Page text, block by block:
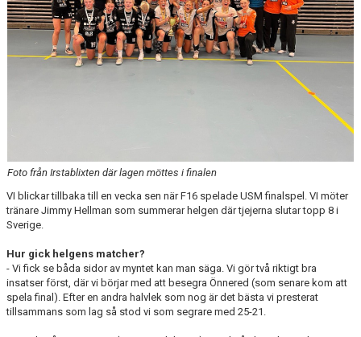
Foto från Irstablixten där lagen möttes i finalen
VI blickar tillbaka till en vecka sen när F16 spelade USM finalspel. VI möter
tränare Jimmy Hellman som summerar helgen där tjejerna slutar topp 8 i
Sverige.
Hur gick helgens matcher?
- Vi fick se båda sidor av myntet kan man säga. Vi gör två riktigt bra
insatser först, där vi börjar med att besegra Önnered (som senare kom att
spela final). Efter en andra halvlek som nog är det bästa vi presterat
tillsammans som lag så stod vi som segrare med 25-21.